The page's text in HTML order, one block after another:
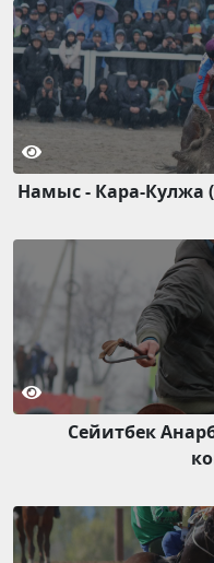
Намыс - Кара-Кулжа
Сейитбек